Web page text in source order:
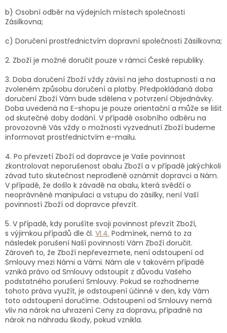
b) Osobní odběr na výdejních místech společnosti
Zásilkovna;
c) Doručení prostřednictvím dopravní společnosti Zásilkovna;
2. Zboží je možné doručit pouze v rámci České republiky.
3. Doba doručení Zboží vždy závisí na jeho dostupnosti a na
zvoleném způsobu doručení a platby. Předpokládaná doba
doručení Zboží Vám bude sdělena v potvrzení Objednávky.
Doba uvedená na E-shopu je pouze orientační a může se lišit
od skutečné doby dodání. V případě osobního odběru na
provozovně Vás vždy o možnosti vyzvednutí Zboží budeme
informovat prostřednictvím e-mailu.
4. Po převzetí Zboží od dopravce je Vaše povinnost
zkontrolovat neporušenost obalu Zboží a v případě jakýchkoli
závad tuto skutečnost neprodleně oznámit dopravci a Nám.
V případě, že došlo k závadě na obalu, která svědčí o
neoprávněné manipulaci a vstupu do zásilky, není Vaší
povinností Zboží od dopravce převzít.
5. V případě, kdy porušíte svoji povinnost převzít Zboží,
s výjimkou případů dle čl. VI.4. Podmínek, nemá to za
následek porušení Naší povinnosti Vám Zboží doručit.
Zároveň to, že Zboží nepřevezmete, není odstoupení od
Smlouvy mezi Námi a Vámi. Nám ale v takovém případě
vzniká právo od Smlouvy odstoupit z důvodu Vašeho
podstatného porušení Smlouvy. Pokud se rozhodneme
tohoto práva využít, je odstoupení účinné v den, kdy Vám
toto odstoupení doručíme. Odstoupení od Smlouvy nemá
vliv na nárok na uhrazení Ceny za dopravu, případně na
nárok na náhradu škody, pokud vznikla.